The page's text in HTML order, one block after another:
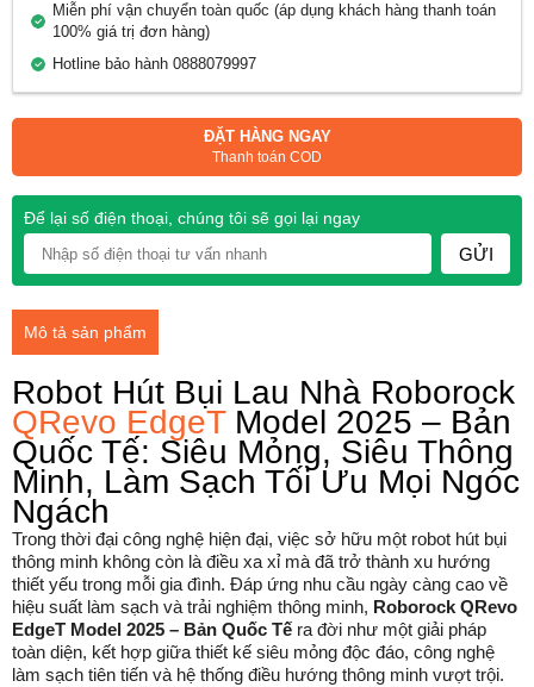
Miễn phí vận chuyển toàn quốc (áp dụng khách hàng thanh toán
100% giá trị đơn hàng)
Hotline bảo hành 0888079997
ĐẶT HÀNG NGAY
Thanh toán COD
Để lại số điện thoại, chúng tôi sẽ gọi lại ngay
GỬI
Mô tả sản phẩm
Robot Hút Bụi Lau Nhà Roborock
QRevo EdgeTModel 2025 – Bản
Quốc Tế: Siêu Mỏng, Siêu Thông
Minh, Làm Sạch Tối Ưu Mọi Ngóc
Ngách
Trong thời đại công nghệ hiện đại, việc sở hữu một robot hút bụi
thông minh không còn là điều xa xỉ mà đã trở thành xu hướng
thiết yếu trong mỗi gia đình. Đáp ứng nhu cầu ngày càng cao về
hiệu suất làm sạch và trải nghiệm thông minh, Roborock QRevo
EdgeT Model 2025 – Bản Quốc Tế ra đời như một giải pháp
toàn diện, kết hợp giữa thiết kế siêu mỏng độc đáo, công nghệ
làm sạch tiên tiến và hệ thống điều hướng thông minh vượt trội.